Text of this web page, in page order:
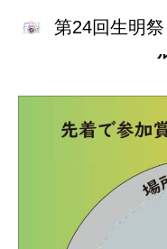
第24回生明祭
第24回生明祭
デジタル雑誌